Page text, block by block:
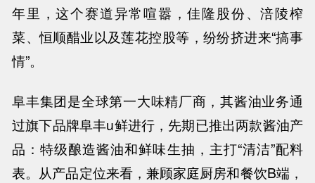
年里，这个赛道异常喧嚣，佳隆股份、涪陵榨
菜、恒顺醋业以及莲花控股等，纷纷挤进来“搞事
情”。
阜丰集团是全球第一大味精厂商，其酱油业务通
过旗下品牌阜丰u鲜进行，先期已推出两款酱油产
品：特级酿造酱油和鲜味生抽，主打“清洁”配料
表。从产品定位来看，兼顾家庭厨房和餐饮B端，